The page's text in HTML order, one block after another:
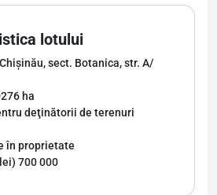
lotului
sect. Botanica, str. A/
ha
deţinătorii de terenuri
în proprietate
700 000